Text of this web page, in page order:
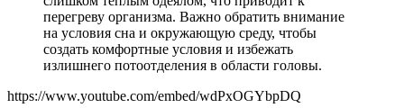
перегреву организма. Важно обратить внимание
на условия сна и окружающую среду, чтобы
создать комфортные условия и избежать
излишнего потоотделения в области головы.
https://www.youtube.com/embed/wdPxOGYbpDQ